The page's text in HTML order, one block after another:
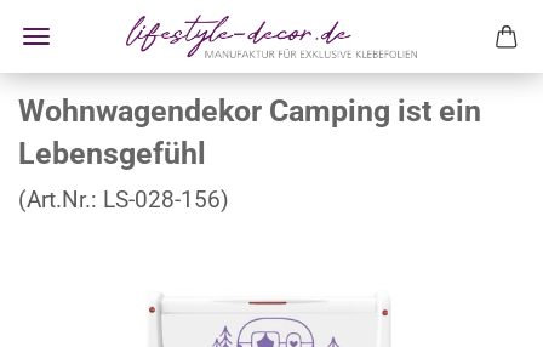
Wohnwagendekor Camping ist ein
Lebensgefühl
(Art.Nr.: LS-028-156)